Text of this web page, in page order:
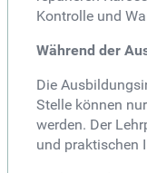
Kontrolle und
Während der
Die
Stelle können
werden. Der
und praktischen